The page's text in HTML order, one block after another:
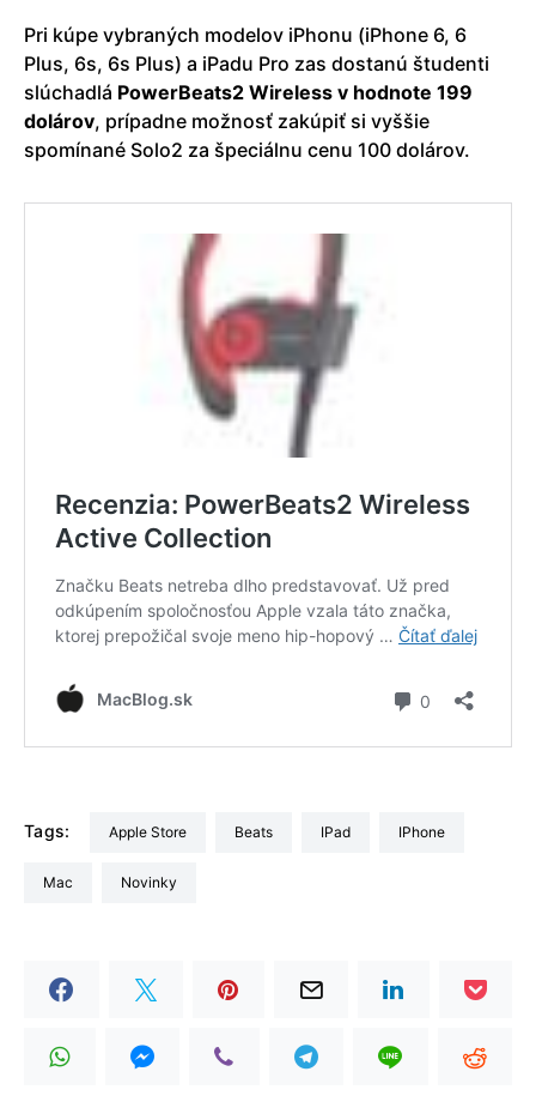
Pri kúpe vybraných modelov iPhonu (iPhone 6, 6
Plus, 6s, 6s Plus) a iPadu Pro zas dostanú študenti
slúchadlá PowerBeats2 Wireless v hodnote 199
dolárov, prípadne možnosť zakúpiť si vyššie
spomínané Solo2 za špeciálnu cenu 100 dolárov.
Tags: Apple Store Beats iPad iPhone
Mac Novinky